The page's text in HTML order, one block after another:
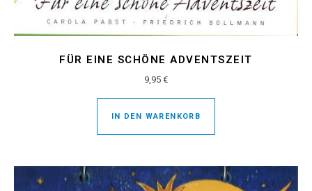
FÜR EINE SCHÖNE ADVENTSZEIT
9,95 €
IN DEN WARENKORB